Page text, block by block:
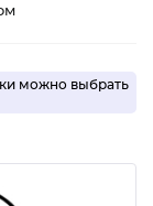
можно выбрать